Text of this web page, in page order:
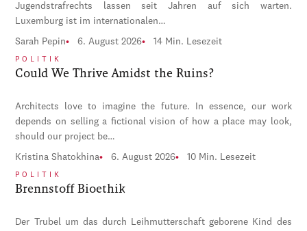
Jugendstrafrechts lassen seit Jahren auf sich warten.
Luxemburg ist im internationalen…
Sarah Pepin 6. August 2026 14 Min. Lesezeit
POLITIK
Could We Thrive Amidst the Ruins?
Architects love to imagine the future. In essence, our work
depends on selling a fictional vision of how a place may look,
should our project be…
Kristina Shatokhina 6. August 2026 10 Min. Lesezeit
POLITIK
Brennstoff Bioethik
Der Trubel um das durch Leihmutterschaft geborene Kind des